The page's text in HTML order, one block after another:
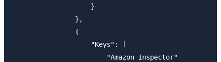
                    }
                },
                {
                    "Keys": [
                        "Amazon Inspector"